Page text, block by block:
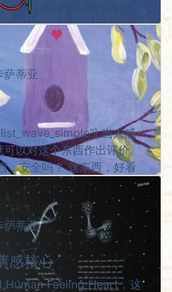
，比如很多知名运动品
萨蒂亚
当人感
以对这个东西作出评价。
，安全吗？ 这东西，好看
萨蒂亚
感核心
Human Feeling Heart，这